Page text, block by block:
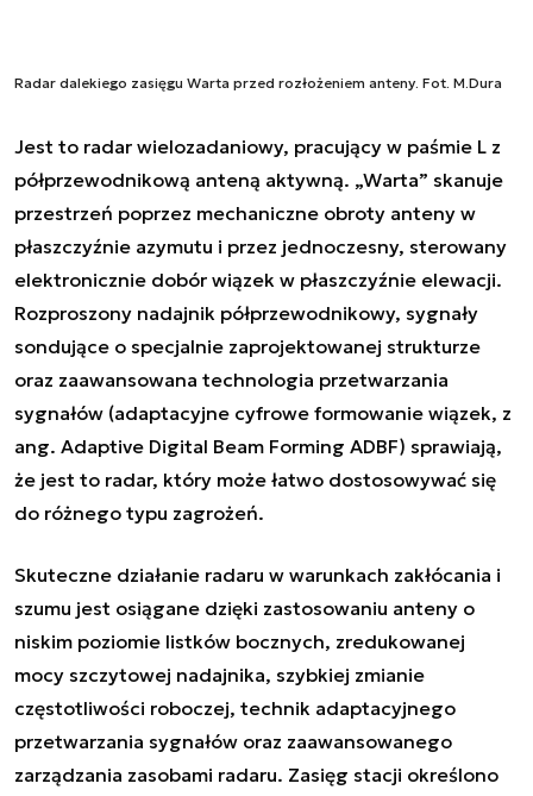
Radar dalekiego zasięgu Warta przed rozłożeniem anteny. Fot. M.Dura
Jest to radar wielozadaniowy, pracujący w paśmie L z
półprzewodnikową anteną aktywną. „Warta” skanuje
przestrzeń poprzez mechaniczne obroty anteny w
płaszczyźnie azymutu i przez jednoczesny, sterowany
elektronicznie dobór wiązek w płaszczyźnie elewacji.
Rozproszony nadajnik półprzewodnikowy, sygnały
sondujące o specjalnie zaprojektowanej strukturze
oraz zaawansowana technologia przetwarzania
sygnałów (adaptacyjne cyfrowe formowanie wiązek, z
ang. Adaptive Digital Beam Forming ADBF) sprawiają,
że jest to radar, który może łatwo dostosowywać się
do różnego typu zagrożeń.
Skuteczne działanie radaru w warunkach zakłócania i
szumu jest osiągane dzięki zastosowaniu anteny o
niskim poziomie listków bocznych, zredukowanej
mocy szczytowej nadajnika, szybkiej zmianie
częstotliwości roboczej, technik adaptacyjnego
przetwarzania sygnałów oraz zaawansowanego
zarządzania zasobami radaru. Zasięg stacji określono